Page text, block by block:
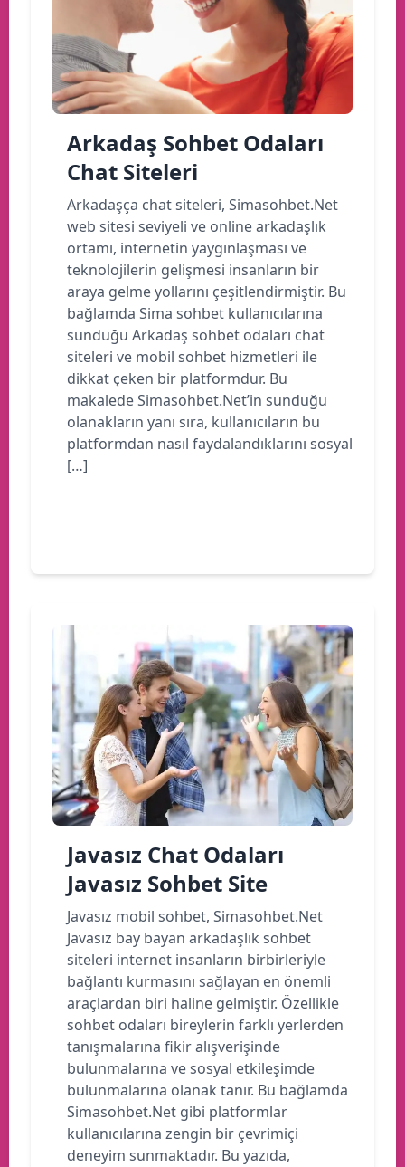
Arkadaş Sohbet Odaları
Chat Siteleri
Arkadaşça chat siteleri, Simasohbet.Net
web sitesi seviyeli ve online arkadaşlık
ortamı, internetin yaygınlaşması ve
teknolojilerin gelişmesi insanların bir
araya gelme yollarını çeşitlendirmiştir. Bu
bağlamda Sima sohbet kullanıcılarına
sunduğu Arkadaş sohbet odaları chat
siteleri ve mobil sohbet hizmetleri ile
dikkat çeken bir platformdur. Bu
makalede Simasohbet.Net’in sunduğu
olanakların yanı sıra, kullanıcıların bu
platformdan nasıl faydalandıklarını sosyal
[…]
Javasız Chat Odaları
Javasız Sohbet Site
Javasız mobil sohbet, Simasohbet.Net
Javasız bay bayan arkadaşlık sohbet
siteleri internet insanların birbirleriyle
bağlantı kurmasını sağlayan en önemli
araçlardan biri haline gelmiştir. Özellikle
sohbet odaları bireylerin farklı yerlerden
tanışmalarına fikir alışverişinde
bulunmalarına ve sosyal etkileşimde
bulunmalarına olanak tanır. Bu bağlamda
Simasohbet.Net gibi platformlar
kullanıcılarına zengin bir çevrimiçi
deneyim sunmaktadır. Bu yazıda,